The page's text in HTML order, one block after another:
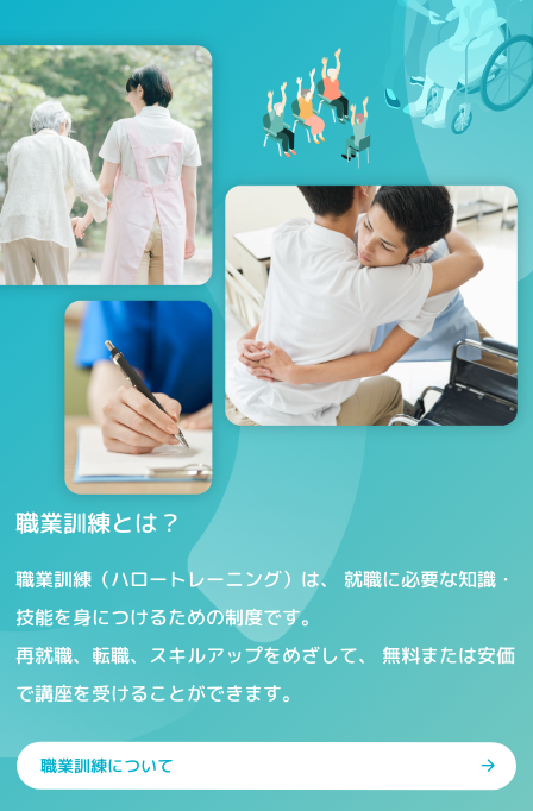
職業訓練とは？
職業訓練（ハロートレーニング）は、 就職に必要な知識・
技能を身につけるための制度です。
再就職、転職、スキルアップをめざして、 無料または安価
で講座を受けることができます。
職業訓練について